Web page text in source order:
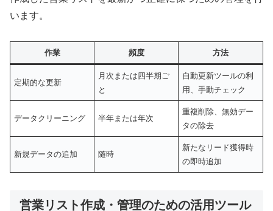
います。
作業 頻度 方法
定期的な更新
月次または四半期ご
と
自動更新ツールの利
用、手動チェック
データクリーニング 半年または年次
重複削除、無効デー
タの除去
新規データの追加 随時
新たなリード獲得時
の即時追加
営業リスト作成・管理のための活用ツール